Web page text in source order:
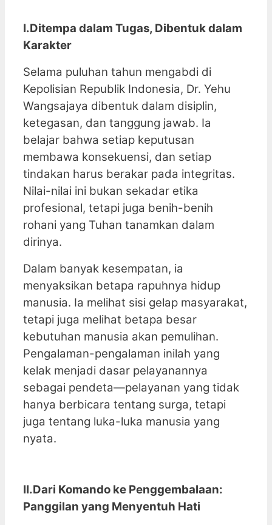
I.Ditempa dalam Tugas, Dibentuk dalam
Karakter
Selama puluhan tahun mengabdi di
Kepolisian Republik Indonesia, Dr. Yehu
Wangsajaya dibentuk dalam disiplin,
ketegasan, dan tanggung jawab. Ia
belajar bahwa setiap keputusan
membawa konsekuensi, dan setiap
tindakan harus berakar pada integritas.
Nilai-nilai ini bukan sekadar etika
profesional, tetapi juga benih-benih
rohani yang Tuhan tanamkan dalam
dirinya.
Dalam banyak kesempatan, ia
menyaksikan betapa rapuhnya hidup
manusia. Ia melihat sisi gelap masyarakat,
tetapi juga melihat betapa besar
kebutuhan manusia akan pemulihan.
Pengalaman-pengalaman inilah yang
kelak menjadi dasar pelayanannya
sebagai pendeta—pelayanan yang tidak
hanya berbicara tentang surga, tetapi
juga tentang luka-luka manusia yang
nyata.
II.Dari Komando ke Penggembalaan:
Panggilan yang Menyentuh Hati